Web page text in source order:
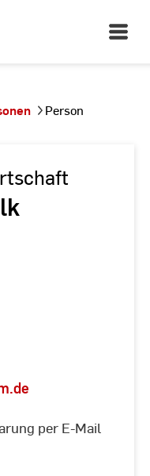
Open
Main
Person
per E-Mail